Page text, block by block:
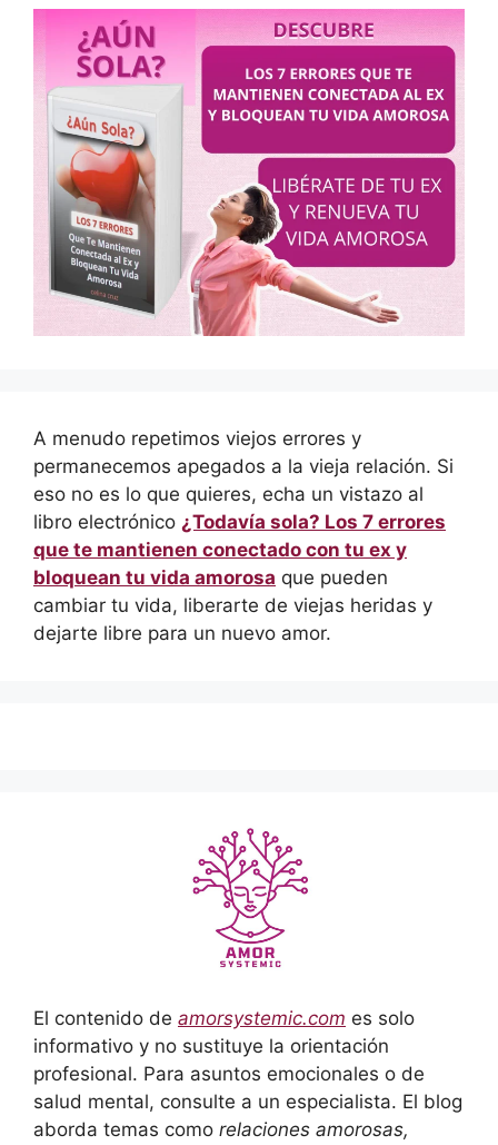
A menudo repetimos viejos errores y
permanecemos apegados a la vieja relación. Si
eso no es lo que quieres, echa un vistazo al
libro electrónico ¿Todavía sola? Los 7 errores
que te mantienen conectado con tu ex y
bloquean tu vida amorosa que pueden
cambiar tu vida, liberarte de viejas heridas y
dejarte libre para un nuevo amor.
El contenido de amorsystemic.com es solo
informativo y no sustituye la orientación
profesional. Para asuntos emocionales o de
salud mental, consulte a un especialista. El blog
aborda temas como relaciones amorosas,